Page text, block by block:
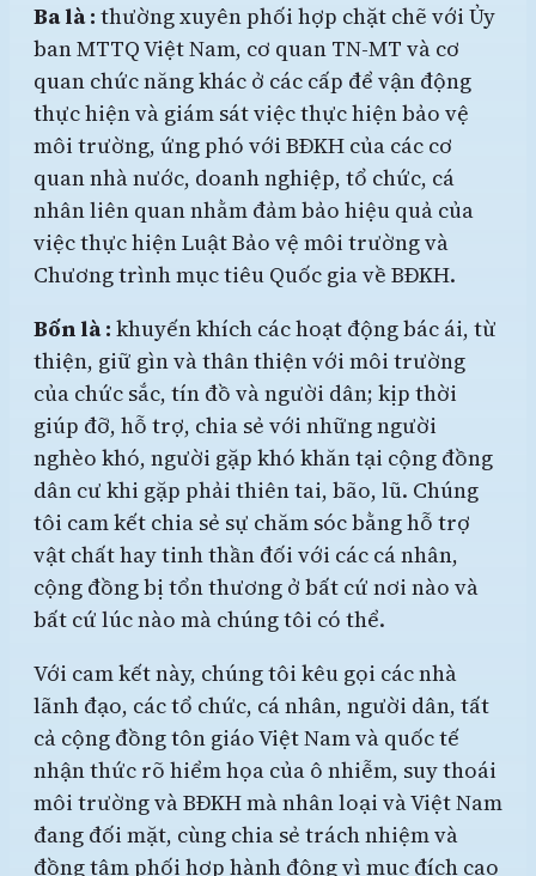
Ba là : thường xuyên phối hợp chặt chẽ với Ủy
ban MTTQ Việt Nam, cơ quan TN-MT và cơ
quan chức năng khác ở các cấp để vận động
thực hiện và giám sát việc thực hiện bảo vệ
môi trường, ứng phó với BĐKH của các cơ
quan nhà nước, doanh nghiệp, tổ chức, cá
nhân liên quan nhằm đảm bảo hiệu quả của
việc thực hiện Luật Bảo vệ môi trường và
Chương trình mục tiêu Quốc gia về BĐKH.
Bốn là : khuyến khích các hoạt động bác ái, từ
thiện, giữ gìn và thân thiện với môi trường
của chức sắc, tín đồ và người dân; kịp thời
giúp đỡ, hỗ trợ, chia sẻ với những người
nghèo khó, người gặp khó khăn tại cộng đồng
dân cư khi gặp phải thiên tai, bão, lũ. Chúng
tôi cam kết chia sẻ sự chăm sóc bằng hỗ trợ
vật chất hay tinh thần đối với các cá nhân,
cộng đồng bị tổn thương ở bất cứ nơi nào và
bất cứ lúc nào mà chúng tôi có thể.
Với cam kết này, chúng tôi kêu gọi các nhà
lãnh đạo, các tổ chức, cá nhân, người dân, tất
cả cộng đồng tôn giáo Việt Nam và quốc tế
nhận thức rõ hiểm họa của ô nhiễm, suy thoái
môi trường và BĐKH mà nhân loại và Việt Nam
đang đối mặt, cùng chia sẻ trách nhiệm và
đồng tâm phối hợp hành động vì mục đích cao